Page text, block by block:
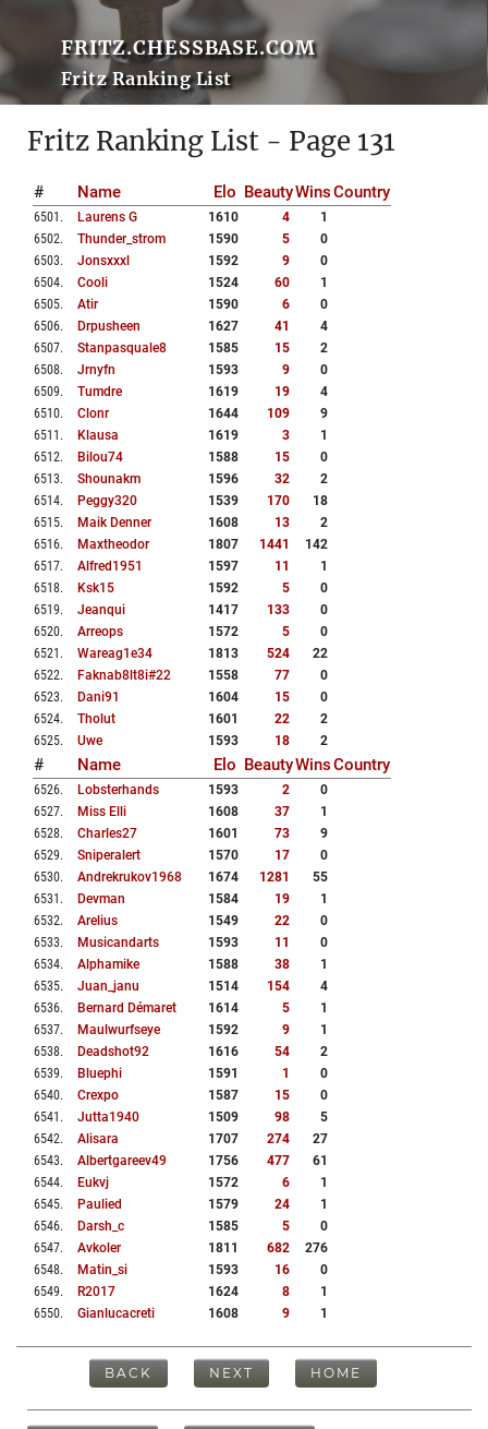
FRITZ.CHESSBASE.COM
Fritz Ranking List
Fritz Ranking List - Page 131
# Name Elo BeautyWinsCountry
6501 . Laurens G 1610 4
1
6502. Thunder_strom 1590 5
0
6503. Jonsxxxl 1592 9
0
6504. Cooli 1524 60
1
6505. Atir 1590 6
0
6506. Drpusheen 1627 41
4
6507. Stanpasquale8 1585 15
2
6508. Jrnyfn 1593 9
0
6509. Tumdre 1619 19
4
6510. Clonr 1644 109
9
6511 . Klausa 1619 3
1
6512. Bilou74 1588 15
0
6513. Shounakm 1596 32
2
6514. Peggy320 1539 170
18
6515. Maik Denner 1608 13
2
6516. Maxtheodor 1807 1441
142
6517. Alfred1951 1597 11
1
6518. Ksk15 1592 5
0
6519. Jeanqui 1417 133
0
6520. Arreops 1572 5
0
6521 . Wareag1e34 1813 524
22
6522. Faknab8lt8i#22 1558 77
0
6523. Dani91 1604 15
0
6524. Tholut 1601 22
2
6525. Uwe 1593 18 2
# Name Elo BeautyWinsCountry
6526. Lobsterhands 1593 2
0
6527. Miss Elli 1608 37
1
6528. Charles27 1601 73
9
6529. Sniperalert 1570 17
0
6530. Andrekrukov1968 1674 1281
55
6531 . Devman 1584 19
1
6532. Arelius 1549 22
0
6533. Musicandarts 1593 11
0
6534. Alphamike 1588 38
1
6535. Juan_janu 1514 154
4
6536. Bernard Démaret 1614 5
1
6537. Maulwurfseye 1592 9
1
6538. Deadshot92 1616 54
2
6539. Bluephi 1591 1
0
6540. Crexpo 1587 15
0
6541 . Jutta1940 1509 98
5
6542. Alisara 1707 274
27
6543. Albertgareev49 1756 477
61
6544. Eukvj 1572 6
1
6545. Paulied 1579 24
1
6546. Darsh_c 1585 5
0
6547. Avkoler 1811 682
276
6548. Matin_si 1593 16
0
6549. R2017 1624 8
1
6550. Gianlucacreti 1608 9 1
BACK NEXT HOME